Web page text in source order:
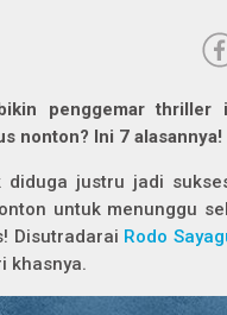
penggemar thriller
nonton? Ini 7 alasannya!
justru jadi
untuk menunggu
Disutradarai Rodo
khasnya.